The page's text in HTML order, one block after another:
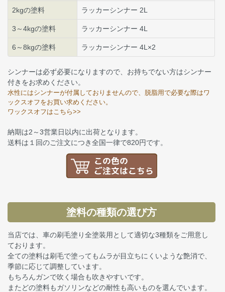
2kgの塗料 ラッカーシンナー 2L
3～4kgの塗料 ラッカーシンナー 4L
6～8kgの塗料 ラッカーシンナー 4L×2
シンナーは必ず必要になりますので、お持ちでない方はシンナー
付きをお求めください。
水性にはシンナーが付属しておりませんので、脱脂用で必要な際はワ
ックスオフをお買い求めください。
ワックスオフはこちら>>
納期は2～3営業日以内に出荷となります。
送料は１回のご注文につき全国一律で820円です。
塗料の種類の選び方
当店では、車の刷毛塗り全塗装用として適切な3種類をご用意し
ております。
全ての塗料は刷毛で塗ってもムラが目立ちにくいような艶消で、
季節に応じて調整しています。
もちろんガンで吹く場合も吹きやすいです。
またどの塗料もガソリンなどの耐性も高いものを選んでいます。